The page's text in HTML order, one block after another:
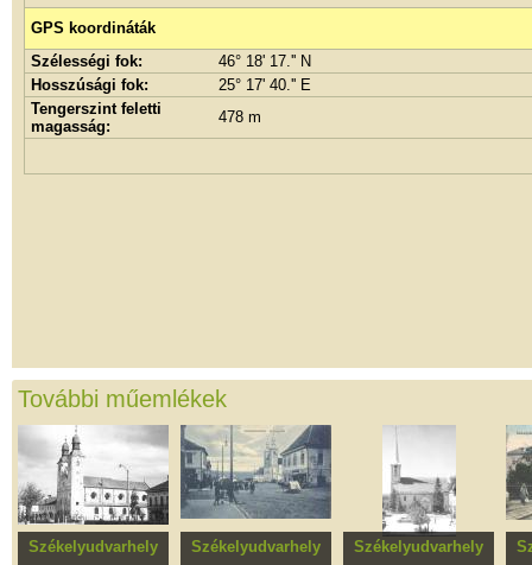
GPS koordináták
Szélességi fok:
46° 18' 17.'' N
Hosszúsági fok:
25° 17' 40.'' E
Tengerszint feletti
magasság:
478 m
További műemlékek
Székelyudvarhely
Székelyudvarhely
Székelyudvarhely